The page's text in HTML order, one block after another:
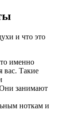
именно
вас. Такие
занимают
ноткам и